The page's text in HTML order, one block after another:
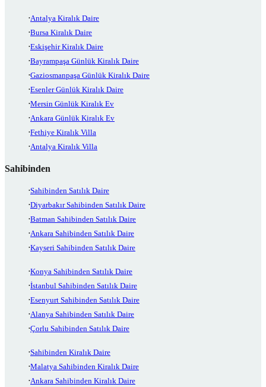
Antalya Kiralık Daire
Bursa Kiralık Daire
Eskişehir Kiralık Daire
Bayrampaşa Günlük Kiralık Daire
Gaziosmanpaşa Günlük Kiralık Daire
Esenler Günlük Kiralık Daire
Mersin Günlük Kiralık Ev
Ankara Günlük Kiralık Ev
Fethiye Kiralık Villa
Antalya Kiralık Villa
Sahibinden
Sahibinden Satılık Daire
Diyarbakır Sahibinden Satılık Daire
Batman Sahibinden Satılık Daire
Ankara Sahibinden Satılık Daire
Kayseri Sahibinden Satılık Daire
Konya Sahibinden Satılık Daire
İstanbul Sahibinden Satılık Daire
Esenyurt Sahibinden Satılık Daire
Alanya Sahibinden Satılık Daire
Çorlu Sahibinden Satılık Daire
Sahibinden Kiralık Daire
Malatya Sahibinden Kiralık Daire
Ankara Sahibinden Kiralık Daire